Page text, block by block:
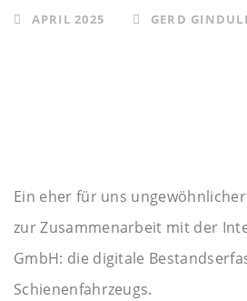
APRIL 2025 GERD
Ein eher für uns
zur Zusammenarbeit mit der
GmbH: die digitale
Schienenfahrzeugs.